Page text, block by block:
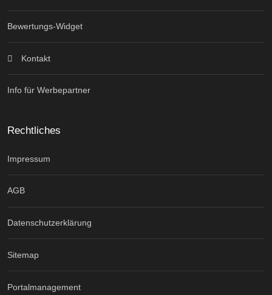
Bewertungs-Widget
Kontakt
Info für Werbepartner
Rechtliches
Impressum
AGB
Datenschutzerklärung
Sitemap
Portalmanagement